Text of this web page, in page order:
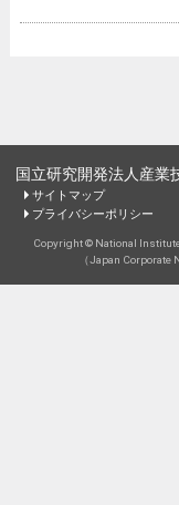
国立研究開発法人産業
サイトマップ
プライバシーポリシー
Copyright © National Institute
（Japan